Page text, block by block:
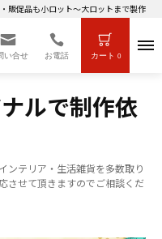
販促品も小ロット～大ロットまで製作OK
い合せ お電話 カート 0
ルで制作依
ンテリア・生活雑貨を多数取り
させて頂きますのでご相談くだ